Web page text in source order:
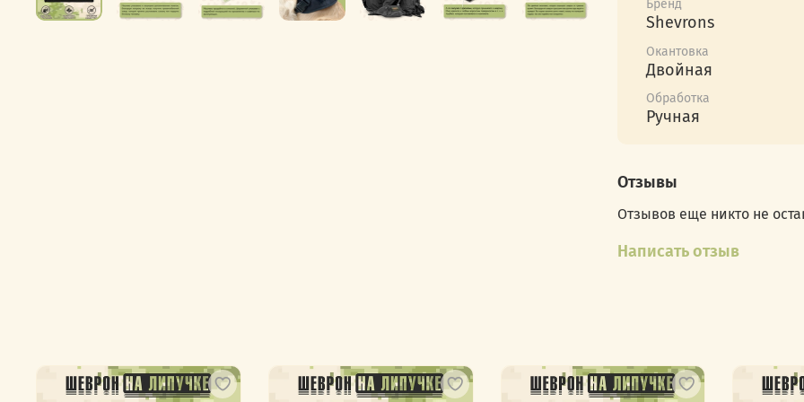
этот зверёк берёт на
шеврон на твоей
человек, готовый
лапками). Вроде бы
врагов!
всем вокруг: "На моей
Бренд
Shevrons
Окантовка
Двойная
Обработка
Ручная
Отзывы
Отзывов еще никто не
Написать отзыв